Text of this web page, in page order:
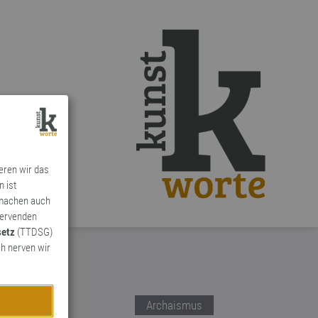
wir das
ist
auch
(TTDSG)
nerven wir
Archaismus